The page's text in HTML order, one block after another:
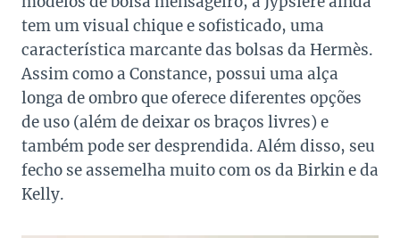
tem um visual chique e sofisticado, uma
característica marcante das bolsas da Hermès.
Assim como a Constance, possui uma alça
longa de ombro que oferece diferentes opções
de uso (além de deixar os braços livres) e
também pode ser desprendida. Além disso, seu
fecho se assemelha muito com os da Birkin e da
Kelly.